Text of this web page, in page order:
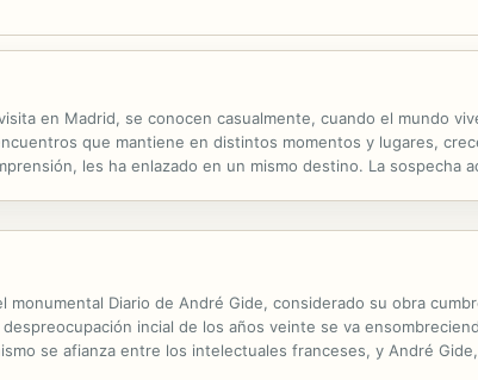
en Madrid, se conocen casualmente, cuando el mundo
que mantiene en distintos momentos y lugares,
les ha enlazado en un mismo destino. La sospecha
Diario de André Gide, considerado su obra
incial de los años veinte se va
se afianza entre los intelectuales franceses, y André